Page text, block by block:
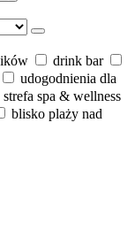
drink bar
udogodnienia dla
strefa spa & wellness
blisko plaży nad